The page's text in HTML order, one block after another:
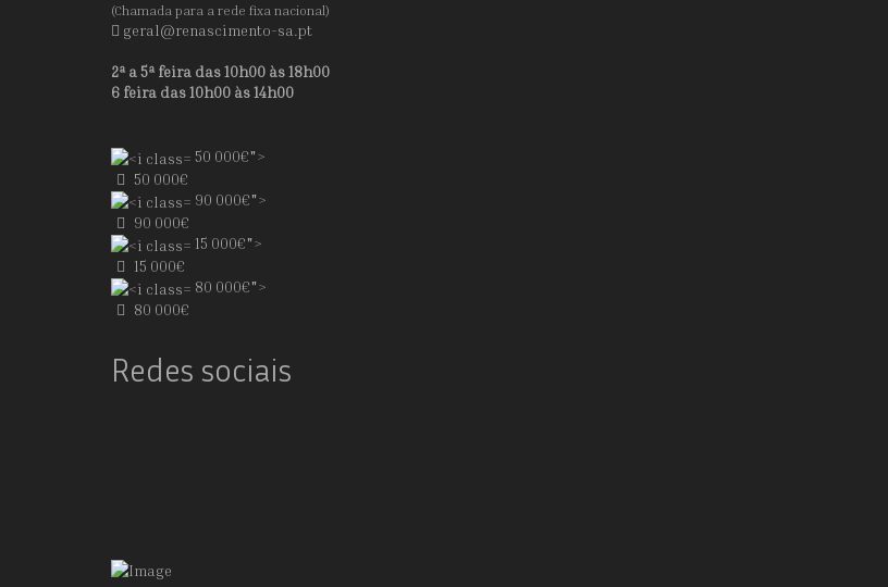
(Chamada para a rede fixa nacional)
geral@renascimento-sa.pt
2ª a 5ª feira das 10h00 às 18h00
6 feira das 10h00 às 14h00
50 000€">
50 000€
90 000€">
90 000€
15 000€">
15 000€
80 000€">
80 000€
Redes sociais